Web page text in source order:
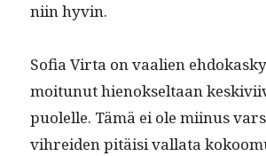
niin hyvin.
Sofia Vir­ta on vaalien
moitunut hienok­seltaan
puolelle. Tämä ei ole mii­nus
vihrei­den pitäisi val­la­ta